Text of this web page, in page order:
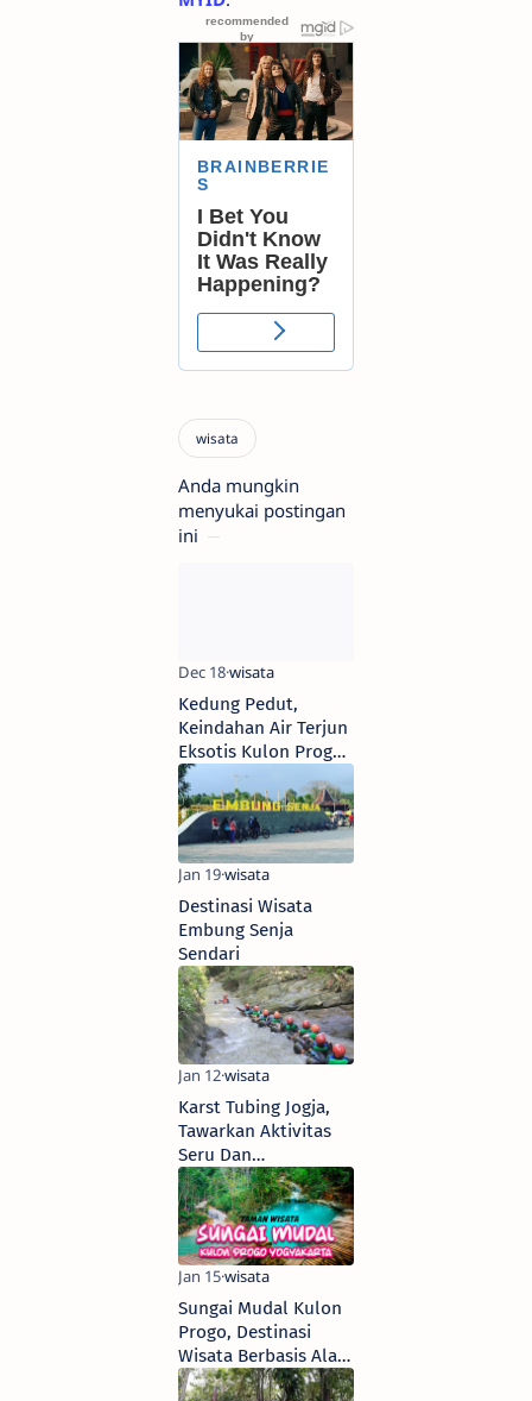
Anda mungkin
menyukai postingan
ini
Kedung Pedut,
Keindahan Air Terjun
Eksotis Kulon Progo
Jogja
Destinasi Wisata
Embung Senja
Sendari
Karst Tubing Jogja,
Tawarkan Aktivitas
Seru Dan
Antimainstream
Sungai Mudal Kulon
Progo, Destinasi
Wisata Berbasis Alam
Pegunungan